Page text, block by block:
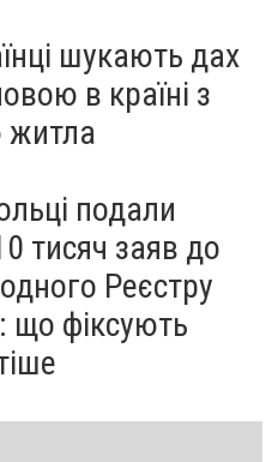
шукають дах
в країні з
житла
подали
тисяч заяв до
Реєстру
що фіксують